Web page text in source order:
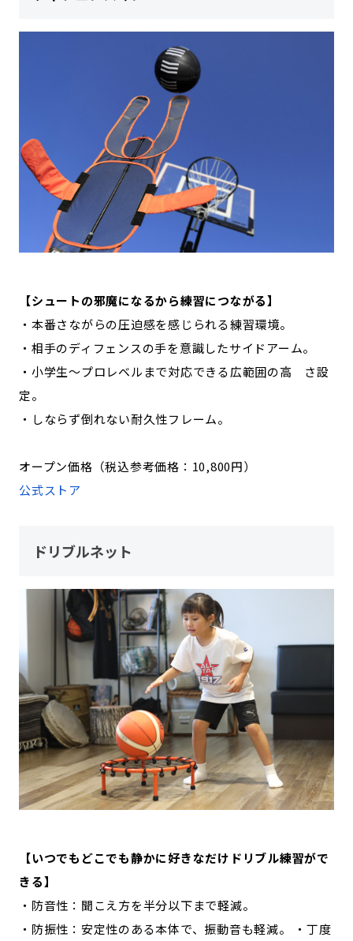
【シュートの邪魔になるから練習につながる】
・本番さながらの圧迫感を感じられる練習環境。
・相手のディフェンスの手を意識したサイドアーム。
・小学生～プロレベルまで対応できる広範囲の高 さ設
定。
・しならず倒れない耐久性フレーム。
オープン価格（税込参考価格：10,800円）
公式ストア
ドリブルネット
【いつでもどこでも静かに好きなだけドリブル練習がで
きる】
・防音性：聞こえ方を半分以下まで軽減。
・防振性：安定性のある本体で、振動音も軽減。 ・丁度